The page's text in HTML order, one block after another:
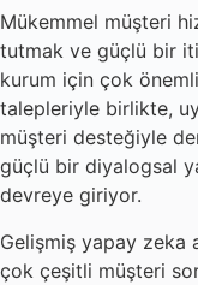
Mükemmel müşteri
tutmak ve güçlü bir
kurum için çok
talepleriyle birlikte,
müşteri desteğiyle
güçlü bir diyalogsal
devreye giriyor.
Gelişmiş yapay zeka
çok çeşitli müşteri